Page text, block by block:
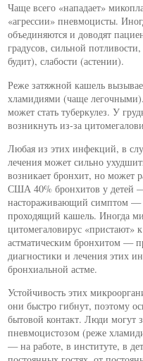
Чаще всего «нападает»
«агрессии» пневмоцисты.
объединяются и доводят
градусов, сильной
будит), слабости (астении).
Реже затяжной кашель
хламидиями (чаще
может стать туберкулез. У
возникнуть из-за
Любая из этих инфекций, в
лечения может сильно
возникает бронхит, но может
США 40% бронхитов у детей
настораживающий симптом —
проходящий кашель. Иногда
цитомегаловирус «пристают»
астматическим бронхитом —
диагностики и лечения этих
бронхиальной астме.
Устойчивость этих
они быстро гибнут, поэтому
бытовой контакт. Люди могут
пневмоцистозом (реже
— на работе, в институте, в